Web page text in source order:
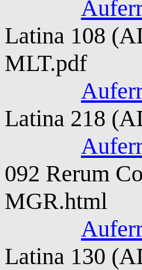
Latina 108
MLT.pdf
Latina 218
092 Rerum
MGR.html
Latina 130